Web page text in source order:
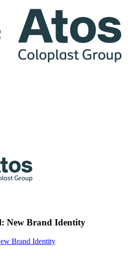
New Brand Identity
Brand Identity